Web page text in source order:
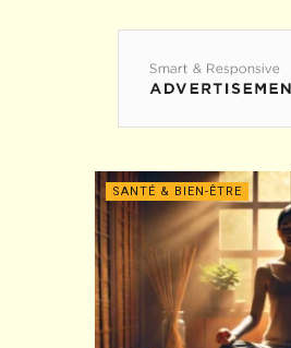
SANTÉ & BIEN-ÊTRE